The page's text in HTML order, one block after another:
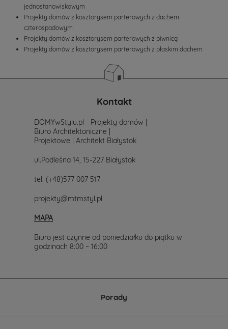
jednostanowiskowym
Projekty domów z kosztorysem parterowych z dachem
czterospadowym
Projekty domów z kosztorysem parterowych z piwnicą
Projekty domów z kosztorysem parterowych z płaskim dachem
Kontakt
DOMYwStylu.pl - Projekty domów |
Biuro Architektoniczne |
Projektowe | Architekt Białystok
ul.Podleśna 14, 15-227 Białystok
tel: (+48)577 007 517
projekty@mtmstyl.pl
MAPA
Biuro jest czynne od poniedziałku do piątku w
godzinach 8:00 – 16:00
Porady